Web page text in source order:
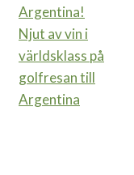
Njut av vin i
världsklass på
golfresan till
Argentina